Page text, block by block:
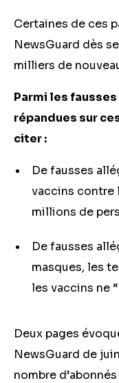
Certaines de ces
NewsGuard dès
milliers de
Parmi les
répandues sur
citer :
De fausses
vaccins contre
millions de
De fausses
masques, les
les vaccins ne
Deux pages
NewsGuard de
nombre